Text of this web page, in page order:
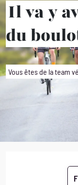
Il va y
du
Vous êtes de la team